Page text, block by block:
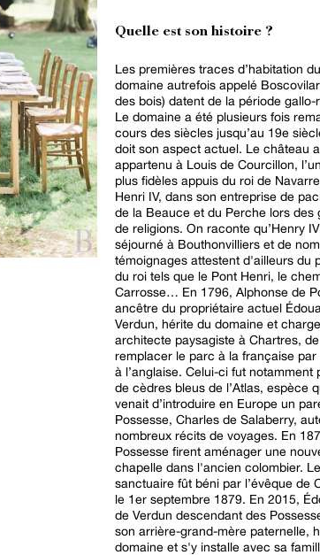
Quelle est son histoire ?
Les premières traces d’habitation du
domaine autrefois appelé
des bois) datent de la période gallo-
Le domaine a été plusieurs fois
cours des siècles jusqu’au 19e
doit son aspect actuel. Le château a
appartenu à Louis de Courcillon,
plus fidèles appuis du roi de
Henri IV, dans son entreprise de
de la Beauce et du Perche lors des
de religions. On raconte qu’Henry
séjourné à Bouthonvilliers et de
témoignages attestent d'ailleurs du
du roi tels que le Pont Henri, le
Carrosse… En 1796, Alphonse de Possesse,
ancêtre du propriétaire actuel
Verdun, hérite du domaine et
architecte paysagiste à Chartres, de
remplacer le parc à la française par
à l’anglaise. Celui-ci fut notamment
de cèdres bleus de l’Atlas, espèce
venait d’introduire en Europe un
Possesse, Charles de Salaberry,
nombreux récits de voyages. En
Possesse firent aménager une
chapelle dans l'ancien colombier. Le
sanctuaire fût béni par l’évêque de
le 1er septembre 1879. En 2015,
de Verdun descendant des
son arrière-grand-mère paternelle,
domaine et s'y installe avec sa